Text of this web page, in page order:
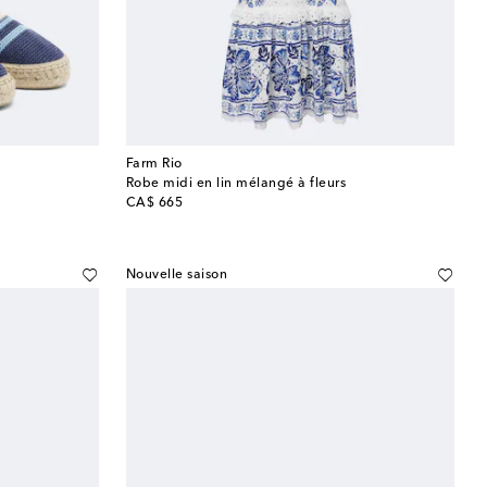
Farm Rio
Robe midi en lin mélangé à fleurs
CA$ 665
original price
Nouvelle saison